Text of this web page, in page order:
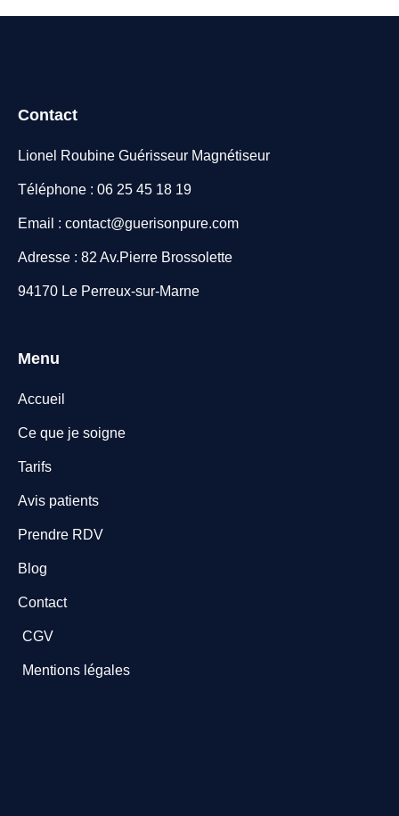
Contact
Lionel Roubine Guérisseur Magnétiseur
Téléphone : 06 25 45 18 19
Email : contact@guerisonpure.com
Adresse : 82 Av.Pierre Brossolette
94170 Le Perreux-sur-Marne
Menu
Accueil
Ce que je soigne
Tarifs
Avis patients
Prendre RDV
Blog
Contact
CGV
Mentions légales